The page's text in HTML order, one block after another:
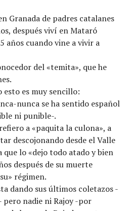
Granada de padres catalanes
después viví en Mataró
años cuando vine a vivir a
del «temita», que he
esto es muy sencillo:
nunca se ha sentido español
ni punible-.
a «paquita la culona», a
descojonando desde el Valle
que lo «dejo todo atado y bien
después de su muerte
régimen.
dando sus últimos coletazos -
pero nadie ni Rajoy -por